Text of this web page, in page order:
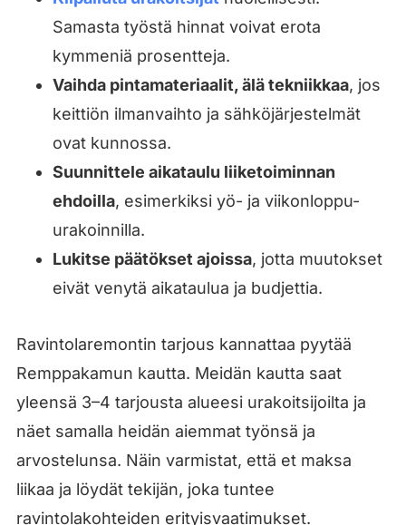
Samasta työstä hinnat voivat erota
kymmeniä prosentteja.
Vaihda pintamateriaalit, älä tekniikkaa, jos
keittiön ilmanvaihto ja sähköjärjestelmät
ovat kunnossa.
Suunnittele aikataulu liiketoiminnan
ehdoilla, esimerkiksi yö- ja viikonloppu-
urakoinnilla.
Lukitse päätökset ajoissa, jotta muutokset
eivät venytä aikataulua ja budjettia.
Ravintolaremontin tarjous kannattaa pyytää
Remppakamun kautta. Meidän kautta saat
yleensä 3–4 tarjousta alueesi urakoitsijoilta ja
näet samalla heidän aiemmat työnsä ja
arvostelunsa. Näin varmistat, että et maksa
liikaa ja löydät tekijän, joka tuntee
ravintolakohteiden erityisvaatimukset.